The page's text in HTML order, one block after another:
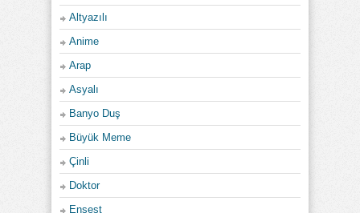
Altyazılı
Anime
Arap
Asyalı
Banyo Duş
Büyük Meme
Çinli
Doktor
Ensest